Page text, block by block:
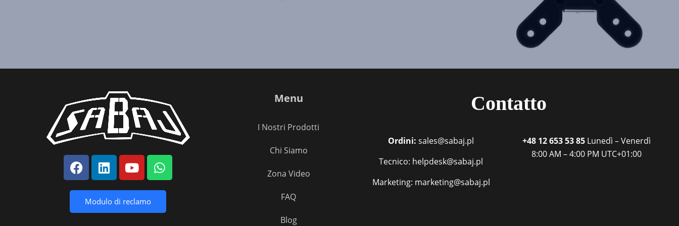
Modulo di reclamo
Menu
I Nostri Prodotti
Chi Siamo
Zona Video
FAQ
Blog
Contatto
Ordini: sales@sabaj.pl
Tecnico: helpdesk@sabaj.pl
Marketing: marketing@sabaj.pl
+48 12 653 53 85 Lunedì – Venerdì
8:00 AM – 4:00 PM UTC+01:00